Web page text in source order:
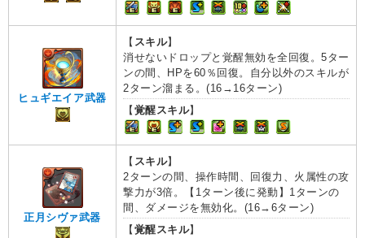
ヒュギエイア武器
【 スキル】
消せないドロップと覚醒無効を全回復。5ター
ンの間、HPを60％回復。自分以外のスキルが
2ターン溜まる。(16→16ターン)
【覚醒スキル】
正月シヴァ武器
【 スキル】
2ターンの間、操作時間、回復力、火属性の攻
撃力が3倍。【1ターン後に発動】1ターンの
間、ダメージを無効化。(16→6ターン)
【覚醒スキル】